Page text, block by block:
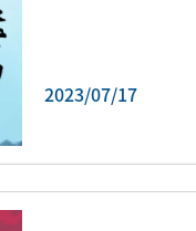
2023/07/17